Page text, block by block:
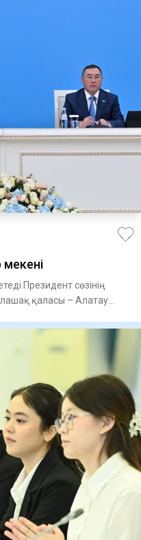
Президент сөзінің
қала­­сы – Алатау